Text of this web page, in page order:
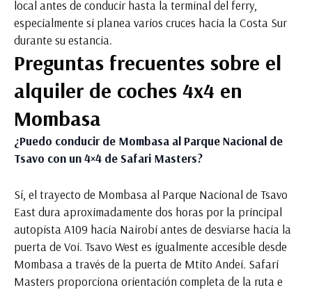
local antes de conducir hasta la terminal del ferry,
especialmente si planea varios cruces hacia la Costa Sur
durante su estancia.
Preguntas frecuentes sobre el
alquiler de coches 4x4 en
Mombasa
¿Puedo conducir de Mombasa al Parque Nacional de
Tsavo con un 4×4 de Safari Masters?
Sí, el trayecto de Mombasa al Parque Nacional de Tsavo
East dura aproximadamente dos horas por la principal
autopista A109 hacia Nairobi antes de desviarse hacia la
puerta de Voi. Tsavo West es igualmente accesible desde
Mombasa a través de la puerta de Mtito Andei. Safari
Masters proporciona orientación completa de la ruta e